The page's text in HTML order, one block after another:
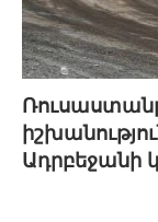
Ադրբեջանի